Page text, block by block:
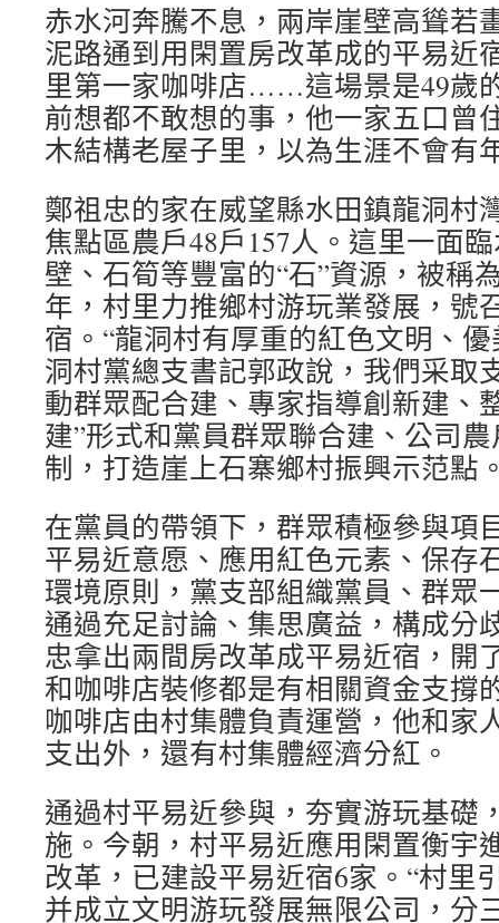
赤水河奔騰不息，兩岸崖壁高聳若
泥路通到用閑置房改革成的平易近
里第一家咖啡店……這場景是49歲
前想都不敢想的事，他一家五口曾
木結構老屋子里，以為生涯不會有
鄭祖忠的家在威望縣水田鎮龍洞村
焦點區農戶48戶157人。這里一面
壁、石筍等豐富的“石”資源，被稱
年，村里力推鄉村游玩業發展，號
宿。“龍洞村有厚重的紅色文明、
洞村黨總支書記郭政說，我們采取
動群眾配合建、專家指導創新建、
建”形式和黨員群眾聯合建、公司
制，打造崖上石寨鄉村振興示范點
在黨員的帶領下，群眾積極參與項
平易近意愿、應用紅色元素、保存
環境原則，黨支部組織黨員、群眾
通過充足討論、集思廣益，構成分
忠拿出兩間房改革成平易近宿，開
和咖啡店裝修都是有相關資金支撐
咖啡店由村集體負責運營，他和家
支出外，還有村集體經濟分紅。
通過村平易近參與，夯實游玩基礎
施。今朝，村平易近應用閑置衡宇
改革，已建設平易近宿6家。“村里
并成立文明游玩發展無限公司，分